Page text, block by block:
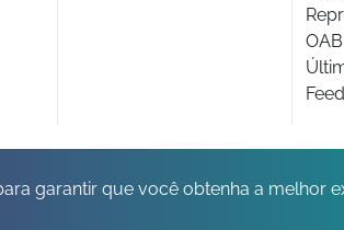
garantir que você obtenha a melhor